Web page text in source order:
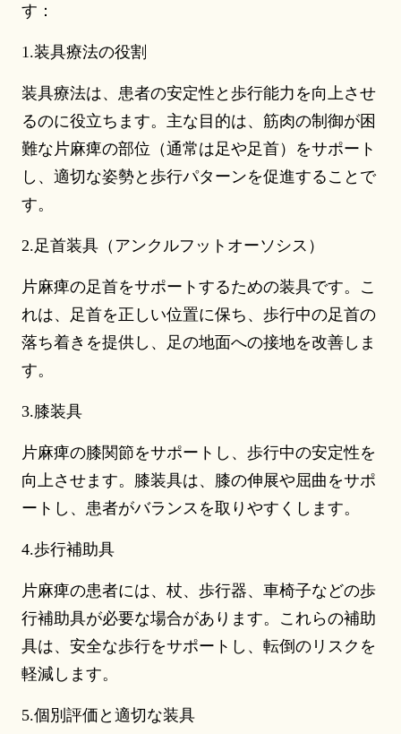
す：
1.装具療法の役割
装具療法は、患者の安定性と歩行能力を向上させ
るのに役立ちます。主な目的は、筋肉の制御が困
難な片麻痺の部位（通常は足や足首）をサポート
し、適切な姿勢と歩行パターンを促進することで
す。
2.足首装具（アンクルフットオーソシス）
片麻痺の足首をサポートするための装具です。こ
れは、足首を正しい位置に保ち、歩行中の足首の
落ち着きを提供し、足の地面への接地を改善しま
す。
3.膝装具
片麻痺の膝関節をサポートし、歩行中の安定性を
向上させます。膝装具は、膝の伸展や屈曲をサポ
ートし、患者がバランスを取りやすくします。
4.歩行補助具
片麻痺の患者には、杖、歩行器、車椅子などの歩
行補助具が必要な場合があります。これらの補助
具は、安全な歩行をサポートし、転倒のリスクを
軽減します。
5.個別評価と適切な装具